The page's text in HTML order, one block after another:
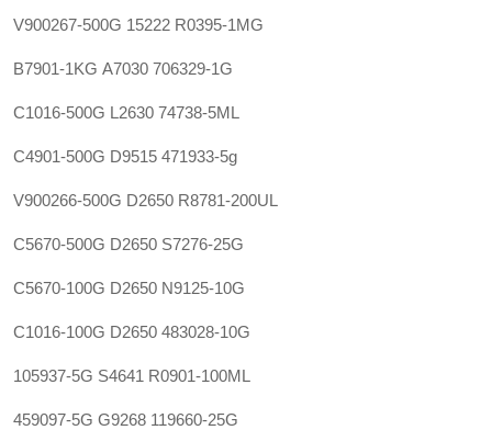
V900267-500G 15222 R0395-1MG
B7901-1KG A7030 706329-1G
C1016-500G L2630 74738-5ML
C4901-500G D9515 471933-5g
V900266-500G D2650 R8781-200UL
C5670-500G D2650 S7276-25G
C5670-100G D2650 N9125-10G
C1016-100G D2650 483028-10G
105937-5G S4641 R0901-100ML
459097-5G G9268 119660-25G